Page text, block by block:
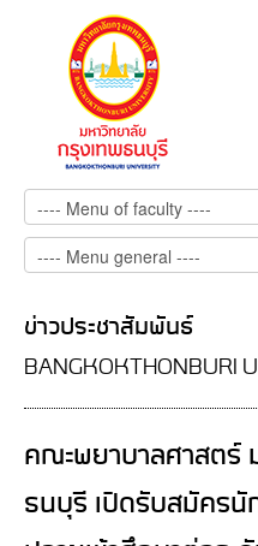
ข่าวประชาสัมพันธ์
BANGKOKTHONBURI
คณะพยาบาลศาสตร์
ธนบุรี เปิดรับสมัคร